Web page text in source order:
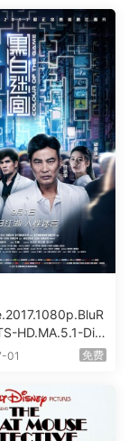
HD.MA.5.1-DiY
[BDISO 19.7GB]
01 免费